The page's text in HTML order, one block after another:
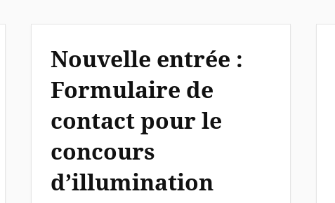
Nouvelle entrée :
Formulaire de
contact pour le
concours
d’illumination